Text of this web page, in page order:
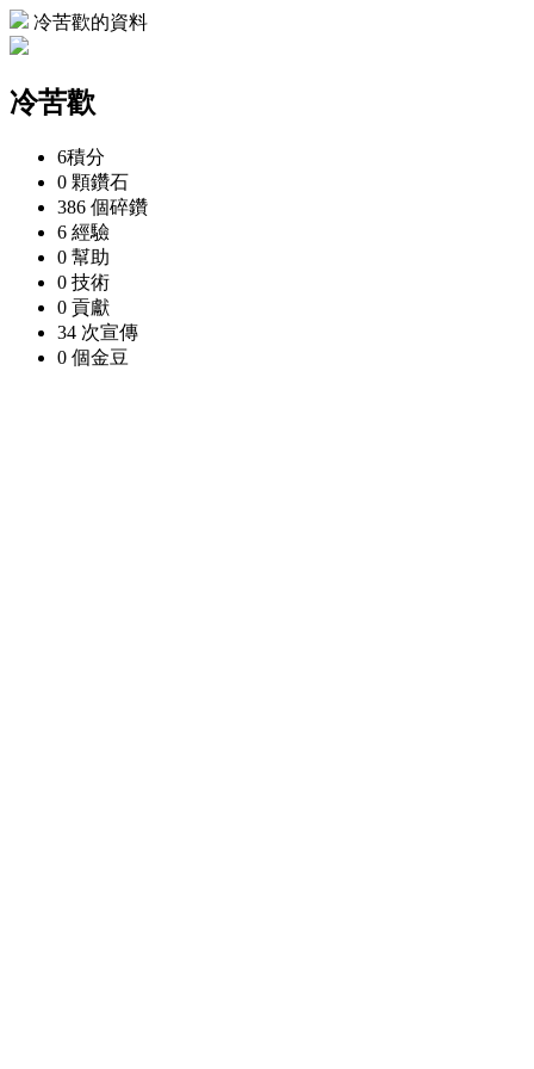
冷苦歡的資料
冷苦歡
6積分
0 顆鑽石
386 個碎鑽
6 經驗
0 幫助
0 技術
0 貢獻
34 次宣傳
0 個金豆